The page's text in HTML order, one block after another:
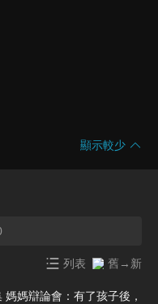
顯示較少
列表 舊→新
媽媽辯論會：有了孩子後，